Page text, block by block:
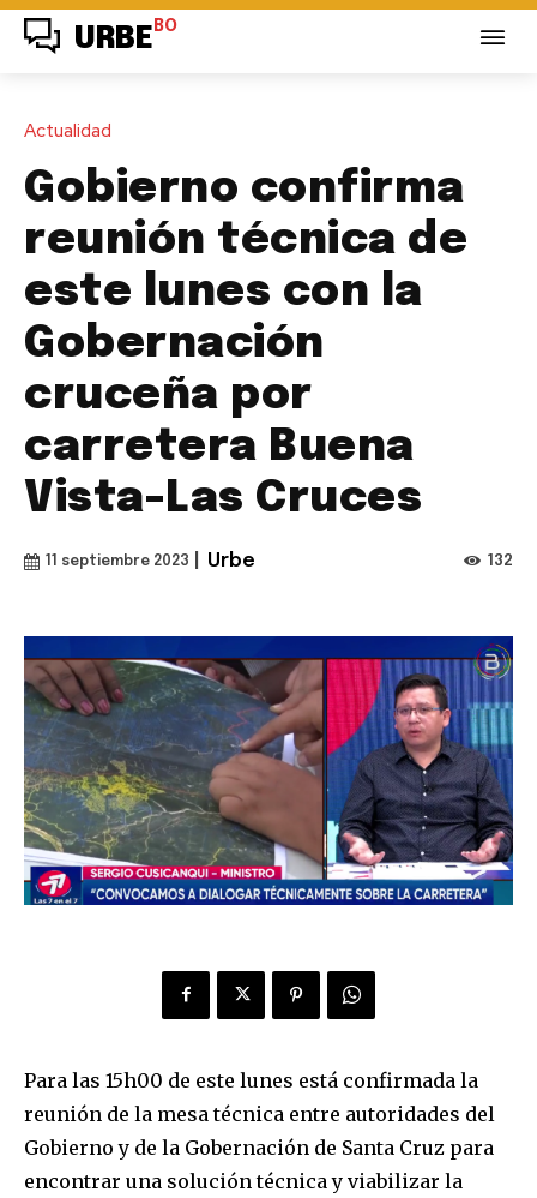
URBE BO
Actualidad
Gobierno confirma
reunión técnica de
este lunes con la
Gobernación
cruceña por
carretera Buena
Vista-Las Cruces
11 septiembre 2023 Urbe 132
Para las 15h00 de este lunes está confirmada la
reunión de la mesa técnica entre autoridades del
Gobierno y de la Gobernación de Santa Cruz para
encontrar una solución técnica y viabilizar la